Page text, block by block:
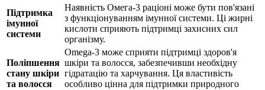
Підтримка
імунної
системи
Наявність Омега-3 раціоні може бути пов'язані
з функціонуванням імунної системи. Ці жирні
кислоти сприяють підтримці захисних сил
організму.
Поліпшення
стану шкіри
та волосся
Omega-3 може сприяти підтримці здоров'я
шкіри та волосся, забезпечивши необхідну
гідратацію та харчування. Ця властивість
особливо цінна для підтримки природного